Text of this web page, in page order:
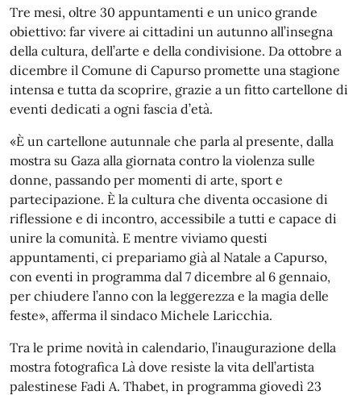
Tre mesi, oltre 30 appuntamenti e un unico grande
obiettivo: far vivere ai cittadini un autunno all’insegna
della cultura, dell’arte e della condivisione. Da ottobre a
dicembre il Comune di Capurso promette una stagione
intensa e tutta da scoprire, grazie a un fitto cartellone di
eventi dedicati a ogni fascia d’età.
«È un cartellone autunnale che parla al presente, dalla
mostra su Gaza alla giornata contro la violenza sulle
donne, passando per momenti di arte, sport e
partecipazione. È la cultura che diventa occasione di
riflessione e di incontro, accessibile a tutti e capace di
unire la comunità. E mentre viviamo questi
appuntamenti, ci prepariamo già al Natale a Capurso,
con eventi in programma dal 7 dicembre al 6 gennaio,
per chiudere l’anno con la leggerezza e la magia delle
feste», afferma il sindaco Michele Laricchia.
Tra le prime novità in calendario, l’inaugurazione della
mostra fotografica Là dove resiste la vita dell’artista
palestinese Fadi A. Thabet, in programma giovedì 23